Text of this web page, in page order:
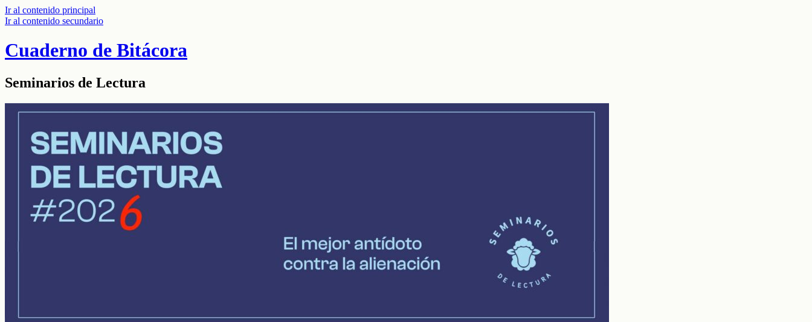
Ir al contenido principal
Ir al contenido secundario
Cuaderno de Bitácora
Seminarios de Lectura